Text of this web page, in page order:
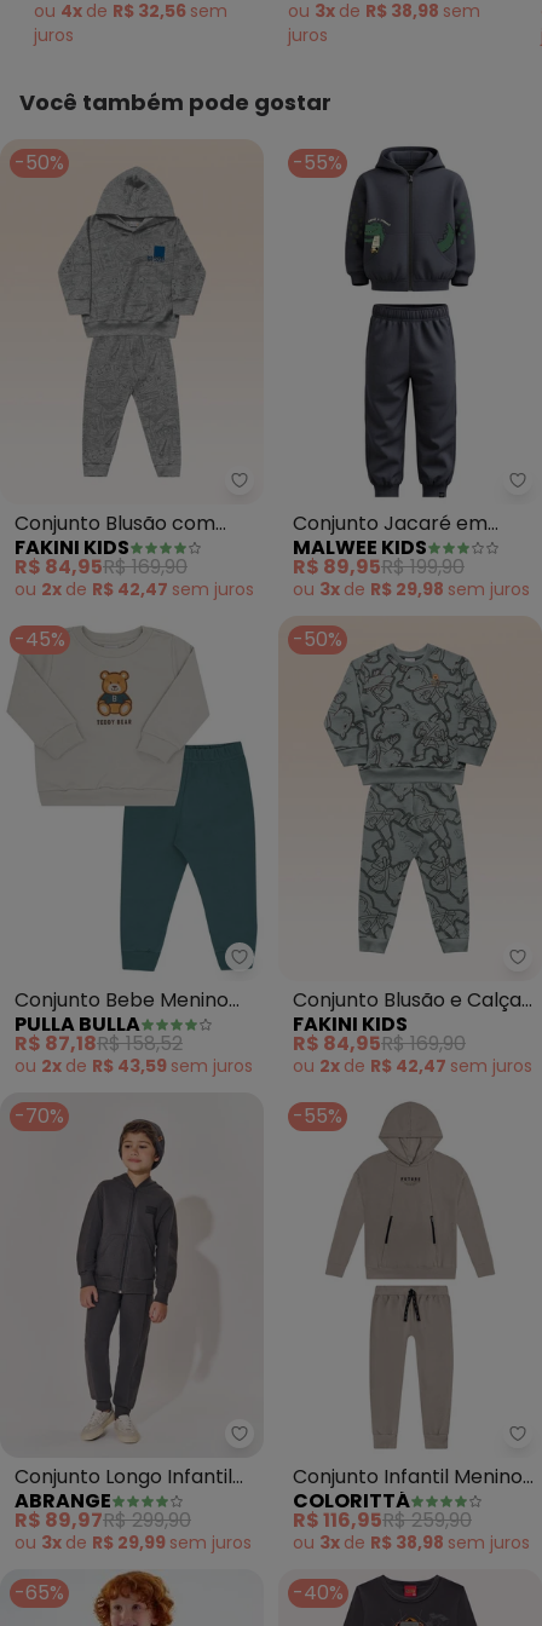
ou 4x de R$ 32,56 sem
juros
ou 3x de R$ 38,98 sem
juros
Você também pode gostar
-50%
Fakini Kids - Conjunto Blusão
Conjunto Blusão com
Capuz e Calça (Cinza)
FAKINI KIDS
R$ 84,95R$ 169,90
ou 2x de R$ 42,47 sem juros
-55%
Conjunto Jacaré em
Moletinho (Cinza Escuro)
MALWEE KIDS
R$ 89,95R$ 199,90
ou 3x de R$ 29,98 sem juros
-45%
Pulla Bulla - Conjunto Bebe
Conjunto Bebe Menino
Moletom (Cinza)
PULLA BULLA
R$ 87,18R$ 158,52
ou 2x de R$ 43,59 sem juros
-50%
Conjunto Blusão e Calça
(Cinza)
FAKINI KIDS
R$ 84,95R$ 169,90
ou 2x de R$ 42,47 sem juros
-70%
Abrange - Conjunto Longo
Conjunto Longo Infantil
Menino Squad (Cinza)
ABRANGE
R$ 89,97R$ 299,90
ou 3x de R$ 29,99 sem juros
-55%
Conjunto Infantil Menino
Moletom Future (Cinza)
COLORITTÁ
R$ 116,95R$ 259,90
ou 3x de R$ 38,98 sem juros
-65% -40%